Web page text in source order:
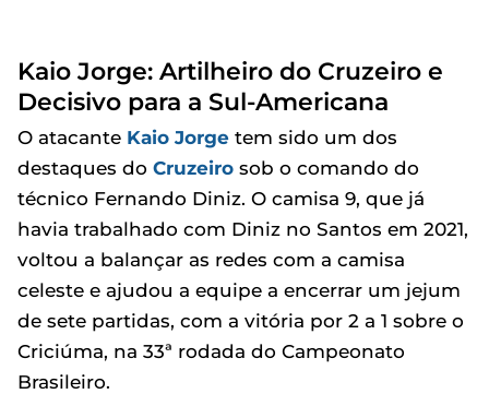
Kaio Jorge: Artilheiro do Cruzeiro e
Decisivo para a Sul-Americana
O atacante Kaio Jorge tem sido um dos
destaques do Cruzeiro sob o comando do
técnico Fernando Diniz. O camisa 9, que já
havia trabalhado com Diniz no Santos em 2021,
voltou a balançar as redes com a camisa
celeste e ajudou a equipe a encerrar um jejum
de sete partidas, com a vitória por 2 a 1 sobre o
Criciúma, na 33ª rodada do Campeonato
Brasileiro.